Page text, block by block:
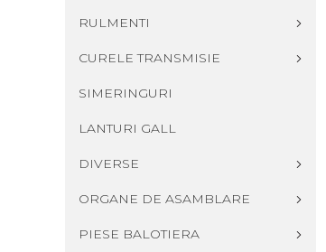
RULMENTI
CURELE TRANSMISIE
SIMERINGURI
LANTURI GALL
DIVERSE
ORGANE DE ASAMBLARE
PIESE BALOTIERA